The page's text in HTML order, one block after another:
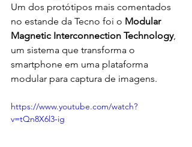
Um dos protótipos mais comentados
no estande da Tecno foi o Modular
Magnetic Interconnection Technology,
um sistema que transforma o
smartphone em uma plataforma
modular para captura de imagens.
https://www.youtube.com/watch?
v=tQn8X6l3-ig